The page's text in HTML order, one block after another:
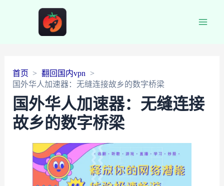
首页
翻回国内vpn
国外华人加速器：无缝连接故乡的数字桥梁
国外华人加速器：无缝连接
故乡的数字桥梁